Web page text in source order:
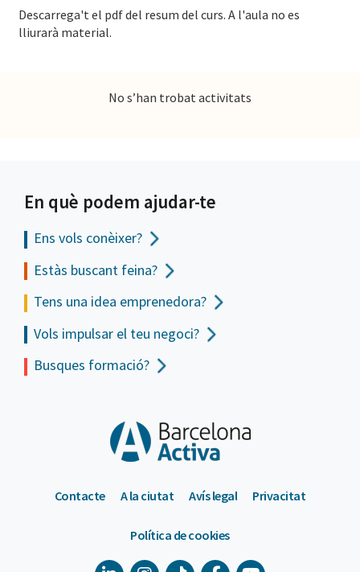
Descarrega't el pdf del resum del curs. A l'aula no es
lliurarà material.
No s’han trobat activitats
En què podem ajudar-te
Ens vols conèixer?
Estàs buscant feina?
Tens una idea emprenedora?
Vols impulsar el teu negoci?
Busques formació?
Contacte A la ciutat Avís legal Privacitat
Política de cookies